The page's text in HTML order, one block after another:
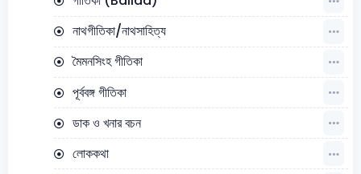
নাথগীতিকা/নাথসাহিত্য
মৈমনসিংহ গীতিকা
পূর্ববঙ্গ গীতিকা
ডাক ও খনার বচন
লোককথা